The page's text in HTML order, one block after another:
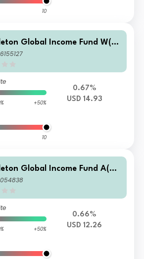
10
Global Income Fund W(Ac
+50%
10
0.67%
USD 14.93
Global Income Fund A(Qd
+50%
0.66%
USD 12.26